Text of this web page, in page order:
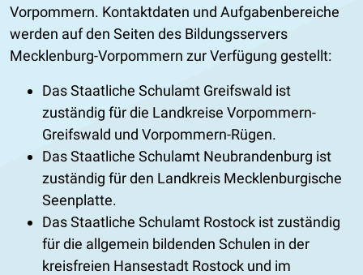
Vorpommern. Kontaktdaten und Aufgabenbereiche
werden auf den Seiten des Bildungsservers
Mecklenburg-Vorpommern zur Verfügung gestellt:
Das Staatliche Schulamt Greifswald ist
zuständig für die Landkreise Vorpommern-
Greifswald und Vorpommern-Rügen.
Das Staatliche Schulamt Neubrandenburg ist
zuständig für den Landkreis Mecklenburgische
Seenplatte.
Das Staatliche Schulamt Rostock ist zuständig
für die allgemein bildenden Schulen in der
kreisfreien Hansestadt Rostock und im